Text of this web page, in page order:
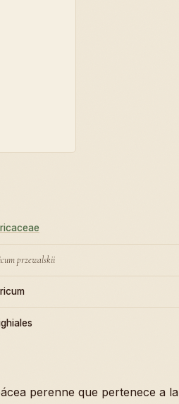
przewalskii
perenne que pertenece a la